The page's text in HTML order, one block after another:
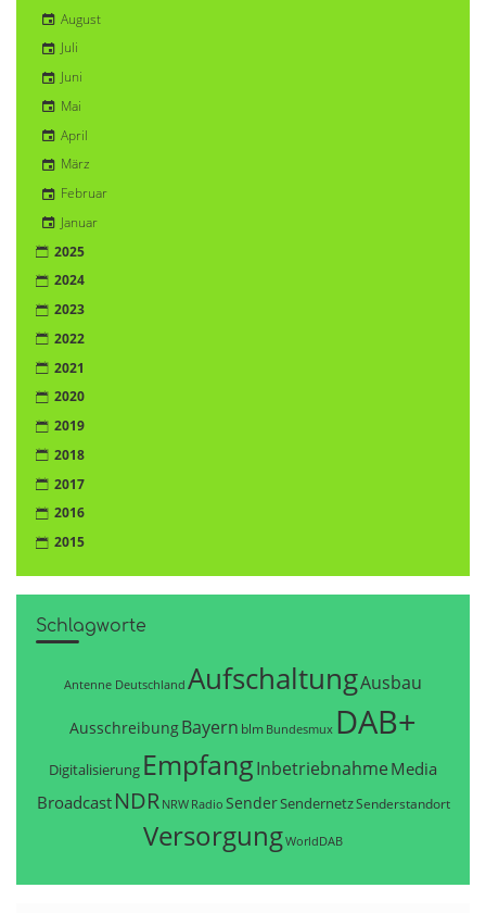
August
Juli
Juni
Mai
April
März
Februar
Januar
2025
2024
2023
2022
2021
2020
2019
2018
2017
2016
2015
Schlagworte
Antenne Deutschland AufschaltungAusbau
AusschreibungBayern blm Bundesmux DAB+
Digitalisierung EmpfangInbetriebnahme Media
Broadcast NDR NRW Radio SenderSendernetzSenderstandort
VersorgungWorldDAB